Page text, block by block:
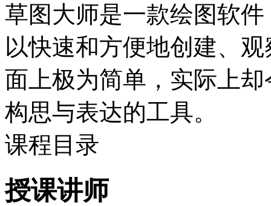
草图大师是一款绘图软
以快速和方便地创建、
面上极为简单，实际上
构思与表达的工具。
课程目录
授课讲师